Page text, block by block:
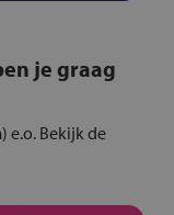
je graag
e.o. Bekijk de